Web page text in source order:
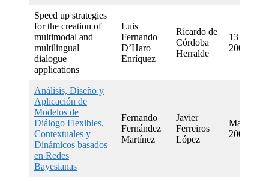
Speed up strategies
for the creation of
multimodal and
multilingual
dialogue
applications
Luis
Fernando
D’Haro
Enríquez
Ricardo de
Córdoba
Herralde
13 May
2009
Análisis, Diseño y
Aplicación de
Modelos de
Diálogo Flexibles,
Contextuales y
Dinámicos basados
en Redes
Bayesianas
Fernando
Fernández
Martínez
Javier
Ferreiros
López
March
2009